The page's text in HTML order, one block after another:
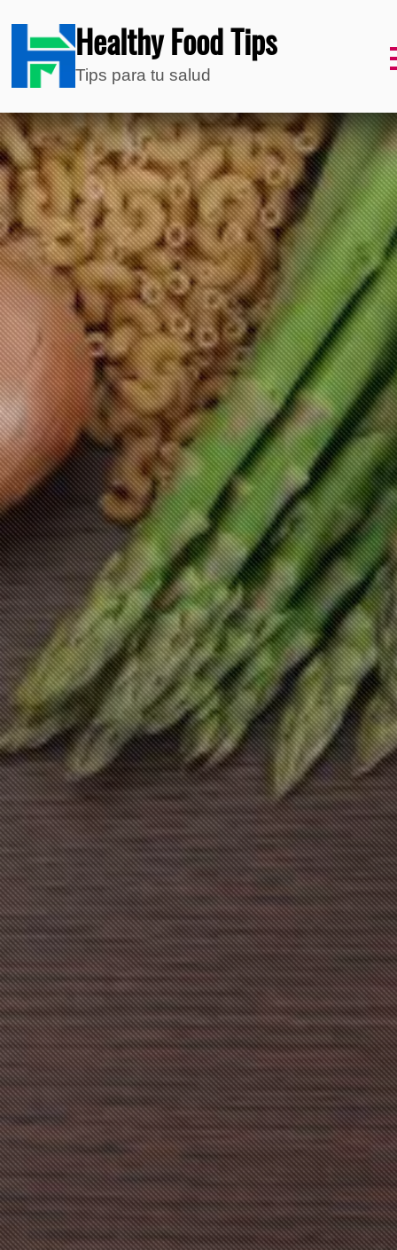
Healthy Food Tips
Tips para tu salud